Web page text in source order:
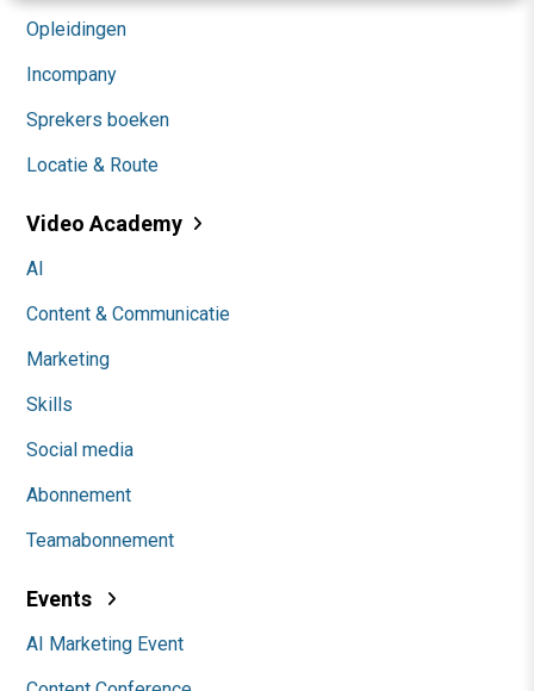
Opleidingen
Incompany
Sprekers boeken
Locatie & Route
Video Academy
AI
Content & Communicatie
Marketing
Skills
Social media
Abonnement
Teamabonnement
Events
AI Marketing Event